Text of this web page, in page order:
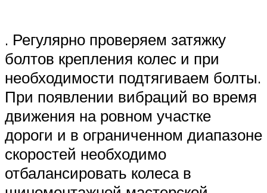
. Регулярно проверяем затяжку
болтов крепления колес и при
необходимости подтягиваем болты.
При появлении вибраций во время
движения на ровном участке
дороги и в ограниченном диапазоне
скоростей необходимо
отбалансировать колеса в